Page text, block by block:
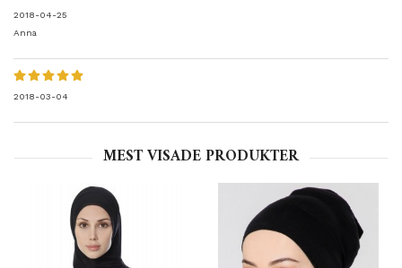
2018-04-25
Anna
2018-03-04
MEST VISADE PRODUKTER